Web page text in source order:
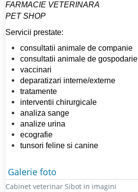
FARMACIE VETERINARA
PET SHOP
Servicii prestate:
consultatii animale de companie
consultatii animale de gospodarie
vaccinari
deparatizari interne/externe
tratamente
interventii chirurgicale
analiza sange
analize urina
ecografie
tunsori feline si canine
Galerie foto
Cabinet veterinar Sibot in imagini